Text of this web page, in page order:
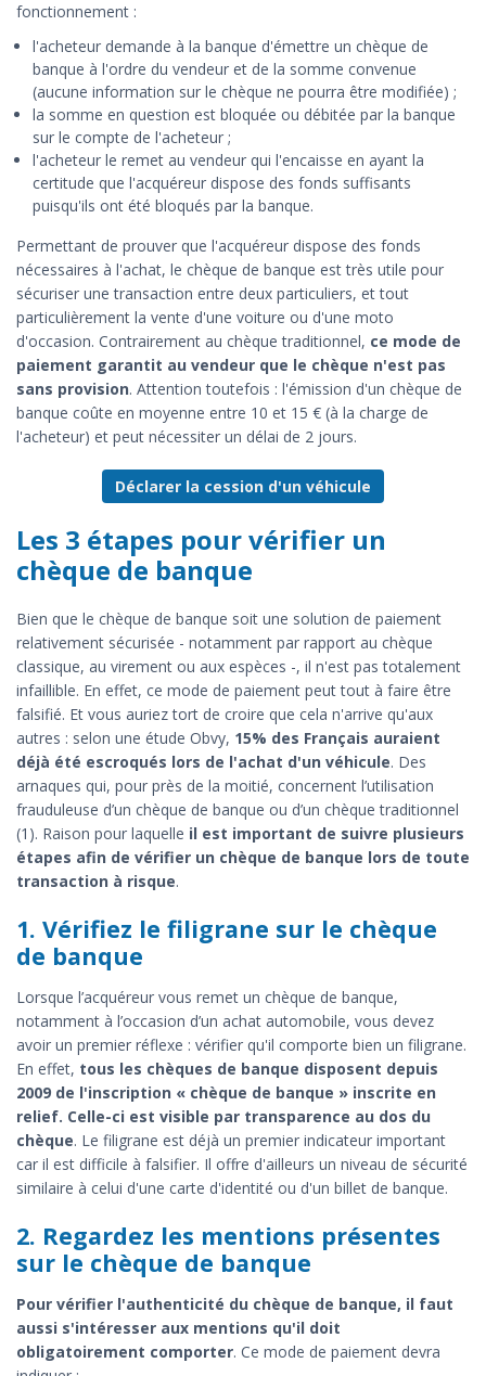
fonctionnement :
l'acheteur demande à la banque d'émettre un chèque de
banque à l'ordre du vendeur et de la somme convenue
(aucune information sur le chèque ne pourra être modifiée) ;
la somme en question est bloquée ou débitée par la banque
sur le compte de l'acheteur ;
l'acheteur le remet au vendeur qui l'encaisse en ayant la
certitude que l'acquéreur dispose des fonds suffisants
puisqu'ils ont été bloqués par la banque.
Permettant de prouver que l'acquéreur dispose des fonds
nécessaires à l'achat, le chèque de banque est très utile pour
sécuriser une transaction entre deux particuliers, et tout
particulièrement la vente d'une voiture ou d'une moto
d'occasion. Contrairement au chèque traditionnel, ce mode de
paiement garantit au vendeur que le chèque n'est pas
sans provision. Attention toutefois : l'émission d'un chèque de
banque coûte en moyenne entre 10 et 15 € (à la charge de
l'acheteur) et peut nécessiter un délai de 2 jours.
Déclarer la cession d'un véhicule
Les 3 étapes pour vérifier un
chèque de banque
Bien que le chèque de banque soit une solution de paiement
relativement sécurisée - notamment par rapport au chèque
classique, au virement ou aux espèces -, il n'est pas totalement
infaillible. En effet, ce mode de paiement peut tout à faire être
falsifié. Et vous auriez tort de croire que cela n'arrive qu'aux
autres : selon une étude Obvy, 15% des Français auraient
déjà été escroqués lors de l'achat d'un véhicule. Des
arnaques qui, pour près de la moitié, concernent l’utilisation
frauduleuse d’un chèque de banque ou d’un chèque traditionnel
(1). Raison pour laquelle il est important de suivre plusieurs
étapes afin de vérifier un chèque de banque lors de toute
transaction à risque.
1. Vérifiez le filigrane sur le chèque
de banque
Lorsque l’acquéreur vous remet un chèque de banque,
notamment à l’occasion d’un achat automobile, vous devez
avoir un premier réflexe : vérifier qu'il comporte bien un filigrane.
En effet, tous les chèques de banque disposent depuis
2009 de l'inscription « chèque de banque » inscrite en
relief. Celle-ci est visible par transparence au dos du
chèque. Le filigrane est déjà un premier indicateur important
car il est difficile à falsifier. Il offre d'ailleurs un niveau de sécurité
similaire à celui d'une carte d'identité ou d'un billet de banque.
2. Regardez les mentions présentes
sur le chèque de banque
Pour vérifier l'authenticité du chèque de banque, il faut
aussi s'intéresser aux mentions qu'il doit
obligatoirement comporter. Ce mode de paiement devra